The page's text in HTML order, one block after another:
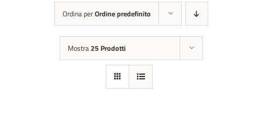
Ordina perOrdine predefinito
Mostra25 Prodotti